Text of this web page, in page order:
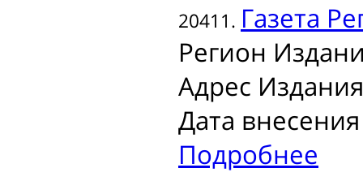
20411. Газета
Регион
Адрес
Дата
Подробнее